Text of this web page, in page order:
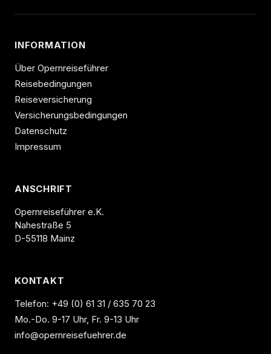
INFORMATION
Über Opernreiseführer
Reisebedingungen
Reiseversicherung
Versicherungsbedingungen
Datenschutz
Impressum
ANSCHRIFT
Opernreiseführer e.K.
Nahestraße 5
D-55118 Mainz
KONTAKT
Telefon: +49 (0) 61 31 / 635 70 23
Mo.-Do. 9-17 Uhr, Fr. 9-13 Uhr
info@opernreisefuehrer.de